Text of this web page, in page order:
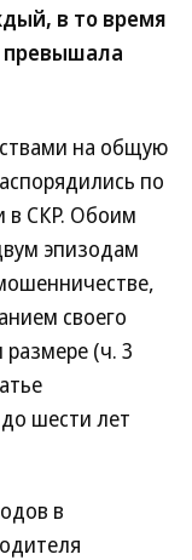
в то время
превышала
на общую
по
в СКР. Обоим
эпизодам
своего
(ч. 3
шести лет
в